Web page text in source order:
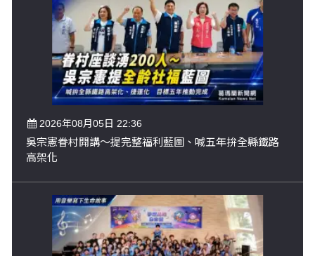
2026年08月05日 22:36
吳宗憲眷村開講～提完整福利藍圖、喊五年拚全縣鐵路
高架化